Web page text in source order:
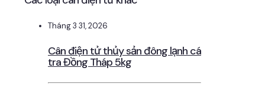
Tháng 3 31, 2026
Cân điện tử thủy sản đông lạnh cá
tra Đồng Tháp 5kg